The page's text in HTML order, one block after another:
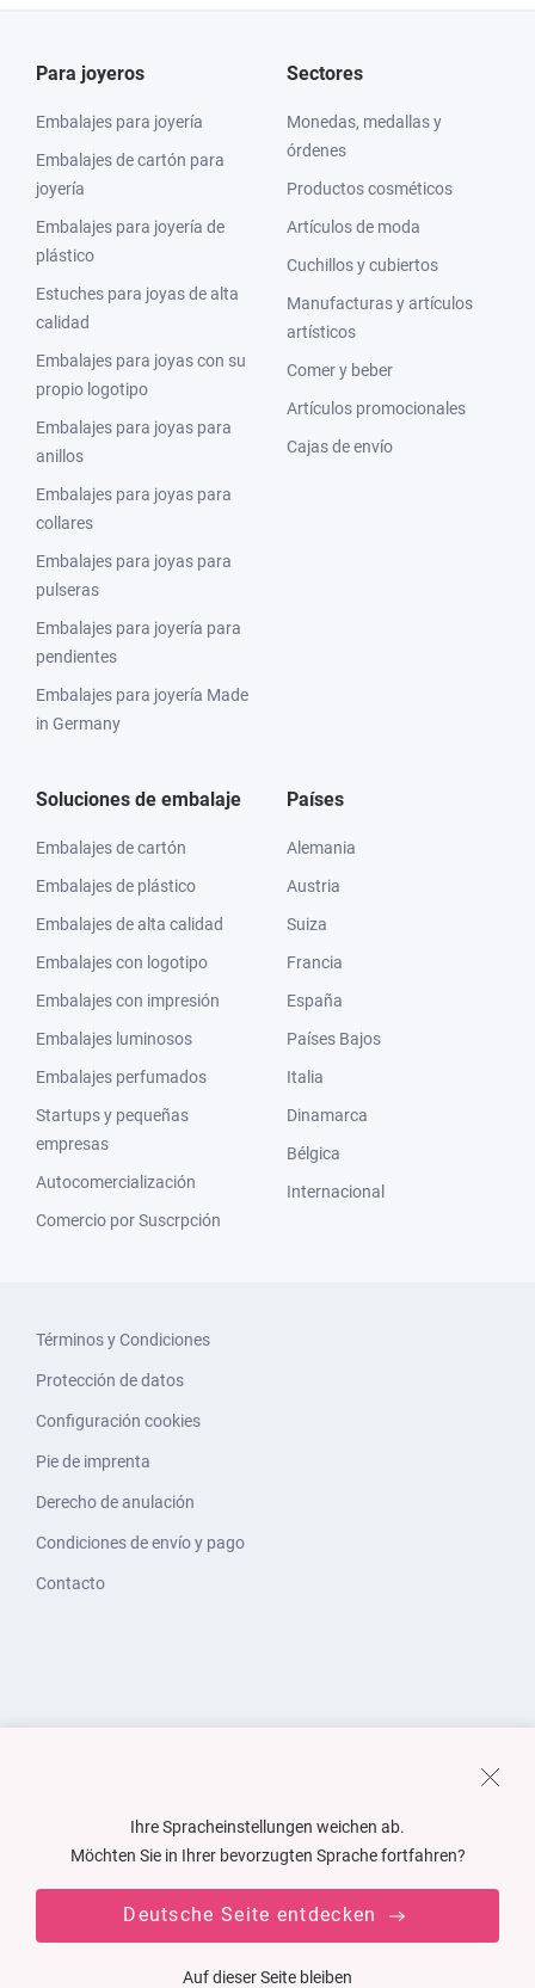
Para joyeros
Embalajes para joyería
Embalajes de cartón para
joyería
Embalajes para joyería de
plástico
Estuches para joyas de alta
calidad
Embalajes para joyas con su
propio logotipo
Embalajes para joyas para
anillos
Embalajes para joyas para
collares
Embalajes para joyas para
pulseras
Embalajes para joyería para
pendientes
Embalajes para joyería Made
in Germany
Sectores
Monedas, medallas y
órdenes
Productos cosméticos
Artículos de moda
Cuchillos y cubiertos
Manufacturas y artículos
artísticos
Comer y beber
Artículos promocionales
Cajas de envío
Soluciones de embalaje
Embalajes de cartón
Embalajes de plástico
Embalajes de alta calidad
Embalajes con logotipo
Embalajes con impresión
Embalajes luminosos
Embalajes perfumados
Startups y pequeñas
empresas
Autocomercialización
Comercio por Suscrpción
Países
Alemania
Austria
Suiza
Francia
España
Países Bajos
Italia
Dinamarca
Bélgica
Internacional
Términos y Condiciones
Protección de datos
Configuración cookies
Pie de imprenta
Derecho de anulación
Condiciones de envío y pago
Contacto
Ihre Spracheinstellungen weichen ab.
Möchten Sie in Ihrer bevorzugten Sprache fortfahren?
Deutsche Seite entdecken
Auf dieser Seite bleiben